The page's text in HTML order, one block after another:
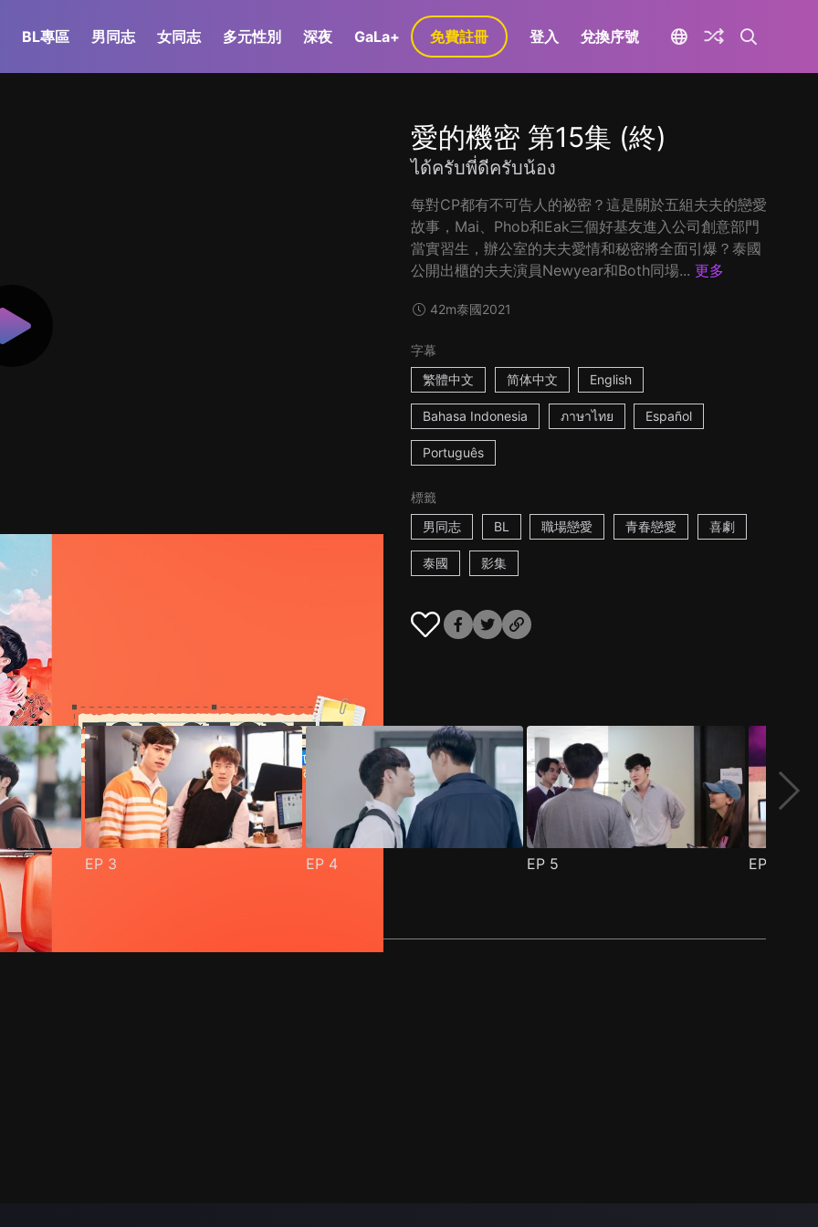
BL專區 男同志 女同志 多元性別 深夜 GaLa+ 免費註冊 登入 兌換序號
愛的機密 第15集 (終)
ได้ครับพี่ดีครับน้อง
每對CP都有不可告人的祕密？這是關於五組夫夫的戀愛
故事，Mai、Phob和Eak三個好基友進入公司創意部門
當實習生，辦公室的夫夫愛情和秘密將全面引爆？泰國
公開出櫃的夫夫演員Newyear和Both同場... 更多
42m泰國2021
字幕
繁體中文
简体中文 English
Bahasa Indonesia ภาษาไทย Español
Português
標籤
男同志
BL 職場戀愛 青春戀愛 喜劇
泰國 影集
EP 3 EP 4 EP 5 EP